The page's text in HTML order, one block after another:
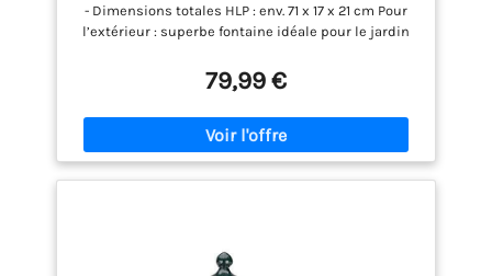
- Dimensions totales HLP : env. 71 x 17 x 21 cm Pour
l’extérieur : superbe fontaine idéale pour le jardin
fontaine avec robinet nostalgique - Raccord tuyau
caché à l’intérieur Polyvalente : fontaine pouvant
être utilisée pour se laver les mains ou pour
décorer le jardin Info : colonne avec raccord d’eau -
Filetage intérieur D : env. 2 cm - 2 trous pour
montage au sol
79,99 €